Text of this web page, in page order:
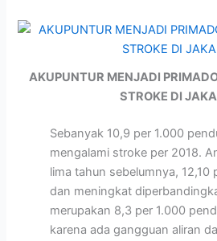
AKUPUNTUR MENJADI
STROKE DI
Sebanyak 10,9 per 1.000
mengalami stroke per 2018.
lima tahun sebelumnya, 12,10
dan meningkat
merupakan 8,3 per 1.000
karena ada gangguan aliran